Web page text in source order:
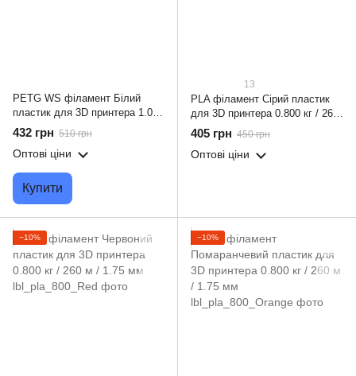
PETG WS філамент Білий
пластик для 3D принтера 1.0 кг
/ 330 м / 1.75 мм
432 грн 510 грн
Оптові ціни
Купити
13
PLA філамент Сірий пластик
для 3D принтера 0.800 кг / 260
м / 1.75 мм
405 грн 450 грн
Оптові ціни
−10% −10%